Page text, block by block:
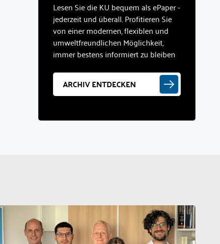
Lesen Sie die KU bequem als ePaper -
jederzeit und überall. Profitieren Sie
von einer modernen, flexiblen und
umweltfreundlichen Möglichkeit,
immer bestens informiert zu bleiben
ARCHIV ENTDECKEN